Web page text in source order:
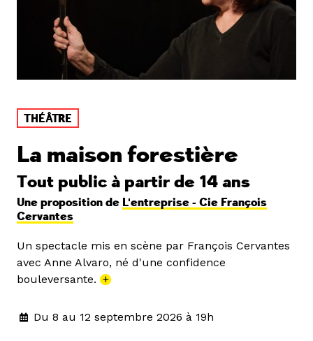
THÉÂTRE
La maison forestière
Tout public à partir de 14 ans
Une proposition de L'entreprise - Cie François
Cervantes
Un spectacle mis en scène par François Cervantes
avec Anne Alvaro, né d'une confidence
bouleversante. +
Du 8 au 12 septembre 2026 à 19h